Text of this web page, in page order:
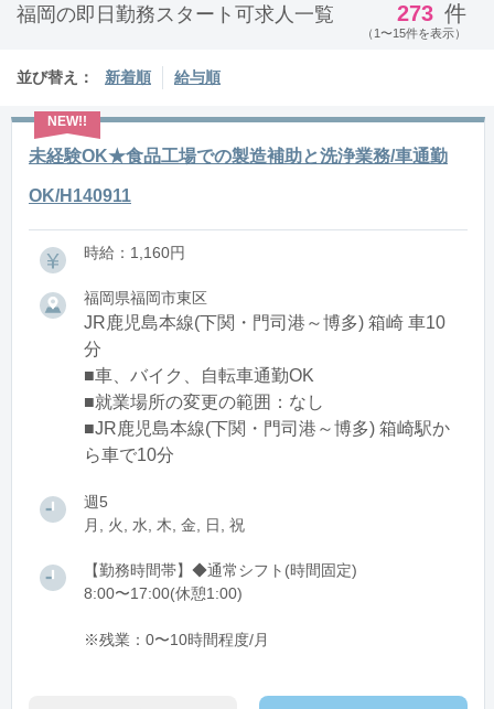
福岡の即日勤務スタート可求人一覧 273 件
（1〜15件を表示）
並び替え： 新着順 給与順
未経験OK★食品工場での製造補助と洗浄業務/車通勤
OK/H140911
時給：1,160円
福岡県福岡市東区
JR鹿児島本線(下関・門司港～博多) 箱崎 車10
分
■車、バイク、自転車通勤OK
■就業場所の変更の範囲：なし
■JR鹿児島本線(下関・門司港～博多) 箱崎駅か
ら車で10分
週5
月, 火, 水, 木, 金, 日, 祝
【勤務時間帯】◆通常シフト(時間固定)
8:00〜17:00(休憩1:00)
※残業：0〜10時間程度/月